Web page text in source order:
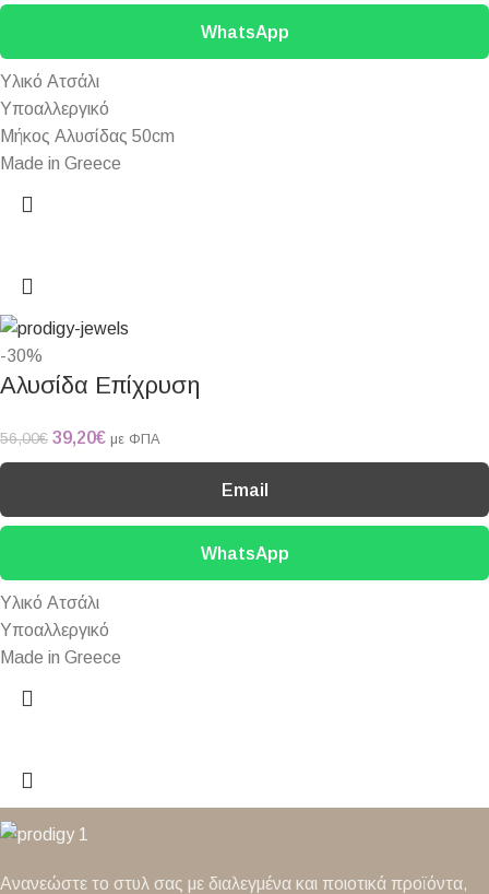
WhatsApp
Υλικό Ατσάλι
Υποαλλεργικό
Μήκος Αλυσίδας 50cm
Made in Greece
-30%
Αλυσίδα Επίχρυση
56,00€ 39,20€ με ΦΠΑ
Email
WhatsApp
Υλικό Ατσάλι
Υποαλλεργικό
Made in Greece
Ανανεώστε το στυλ σας με διαλεγμένα και ποιοτικά προϊόντα,